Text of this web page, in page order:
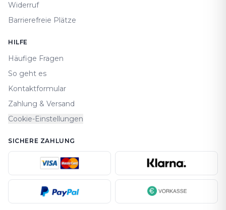
Widerruf
Barrierefreie Plätze
HILFE
Häufige Fragen
So geht es
Kontaktformular
Zahlung & Versand
Cookie-Einstellungen
SICHERE ZAHLUNG